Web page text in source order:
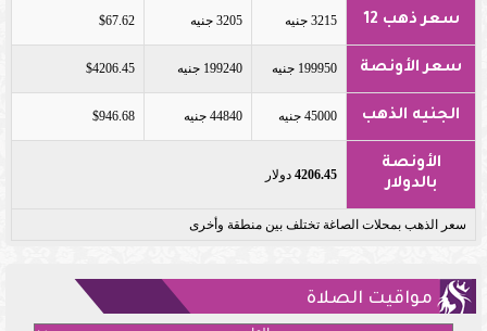
سعر ذهب 12 3215 جنيه 3205 جنيه $67.62
سعر الأونصة 199950 جنيه 199240 جنيه $4206.45
الجنيه الذهب 45000 جنيه 44840 جنيه $946.68
الأونصة
بالدولار
4206.45 دولار
سعر الذهب بمحلات الصاغة تختلف بين منطقة وأخرى
مواقيت الصلاة